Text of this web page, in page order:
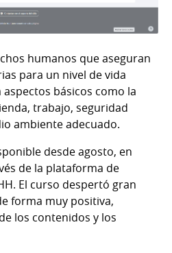
humanos que aseguran
para un nivel de vida
básicos como la
trabajo, seguridad
ambiente adecuado.
desde agosto, en
de la plataforma de
El curso despertó gran
forma muy positiva,
los contenidos y los